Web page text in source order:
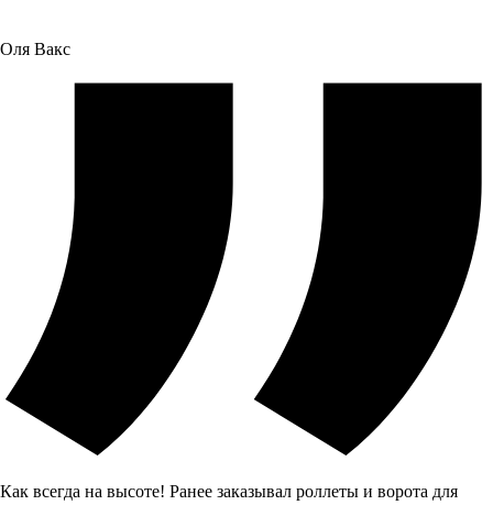
Оля Вакс
Как всегда на высоте! Ранее заказывал роллеты и ворота для